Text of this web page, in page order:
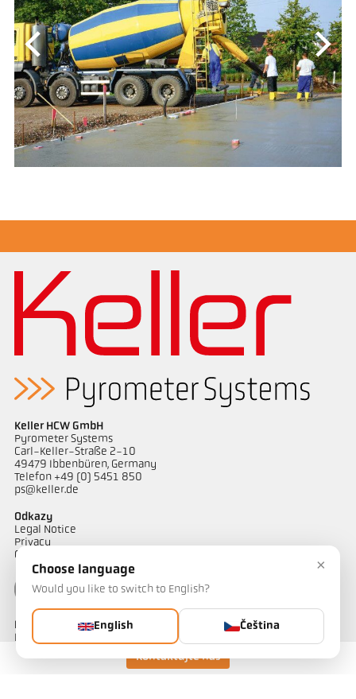
Kontaktujte nás
Keller HCW GmbH
Pyrometer Systems
Carl-Keller-Straße 2-10
49479 Ibbenbüren, Germany
Telefon +49 (0) 5451 850
ps@keller.de
Odkazy
Legal Notice
Privacy
GTC
Máte dotazy ohledně našich řešení pro měření teploty? Náš tým
×
Choose language
Would you like to switch to English?
English Čeština